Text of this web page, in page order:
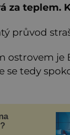
za teplem.
průvod
ostrovem
se tedy